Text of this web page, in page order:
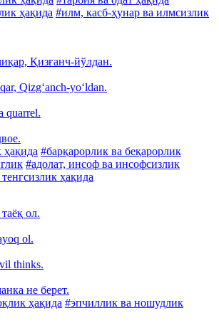
ҳақида #илм, касб-ҳунар ва илмсизлик
Қизғанч-йўлдан.
Qizg‘anch-yo‘ldan.
quarrel.
ҳақида #барқарорлик ва беқарорлик
#адолат, инсоф ва инсофсизлик
ҳақида
ол.
ol.
thinks.
не берет.
ҳақида #эпчиллик ва ношудлик